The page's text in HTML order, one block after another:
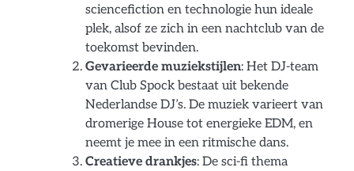
sciencefiction en technologie hun ideale
plek, alsof ze zich in een nachtclub van de
toekomst bevinden.
Gevarieerde muziekstijlen: Het DJ-team
van Club Spock bestaat uit bekende
Nederlandse DJ’s. De muziek varieert van
dromerige House tot energieke EDM, en
neemt je mee in een ritmische dans.
Creatieve drankjes: De sci-fi thema